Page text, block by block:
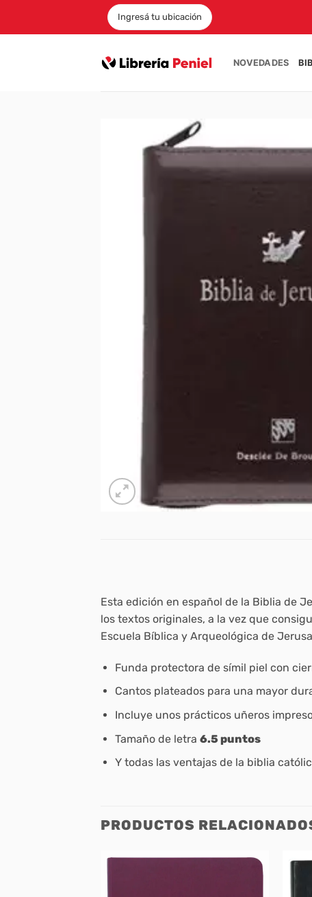
Ingresá tu ubicación
NOVEDADES
Esta edición en español de la Biblia de
los textos originales, a la vez que
Escuela Bíblica y Arqueológica de
Funda protectora de símil piel con
Cantos plateados para una mayor
Incluye unos prácticos uñeros
Tamaño de letra 6.5 puntos
Y todas las ventajas de la biblia
PRODUCTOS